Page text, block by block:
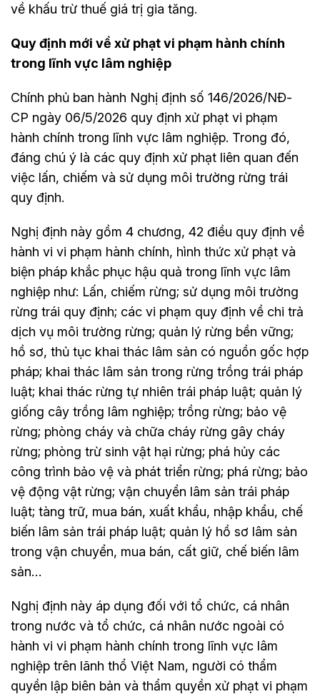
về khấu trừ thuế giá trị gia tăng.
Quy định mới về xử phạt vi phạm hành chính
trong lĩnh vực lâm nghiệp
Chính phủ ban hành Nghị định số 146/2026/NĐ-
CP ngày 06/5/2026 quy định xử phạt vi phạm
hành chính trong lĩnh vực lâm nghiệp. Trong đó,
đáng chú ý là các quy định xử phạt liên quan đến
việc lấn, chiếm và sử dụng môi trường rừng trái
quy định.
Nghị định này gồm 4 chương, 42 điều quy định về
hành vi vi phạm hành chính, hình thức xử phạt và
biện pháp khắc phục hậu quả trong lĩnh vực lâm
nghiệp như: Lấn, chiếm rừng; sử dụng môi trường
rừng trái quy định; các vi phạm quy định về chi trả
dịch vụ môi trường rừng; quản lý rừng bền vững;
hồ sơ, thủ tục khai thác lâm sản có nguồn gốc hợp
pháp; khai thác lâm sản trong rừng trồng trái pháp
luật; khai thác rừng tự nhiên trái pháp luật; quản lý
giống cây trồng lâm nghiệp; trồng rừng; bảo vệ
rừng; phòng cháy và chữa cháy rừng gây cháy
rừng; phòng trừ sinh vật hại rừng; phá hủy các
công trình bảo vệ và phát triển rừng; phá rừng; bảo
vệ động vật rừng; vận chuyển lâm sản trái pháp
luật; tàng trữ, mua bán, xuất khẩu, nhập khẩu, chế
biến lâm sản trái pháp luật; quản lý hồ sơ lâm sản
trong vận chuyển, mua bán, cất giữ, chế biến lâm
sản…
Nghị định này áp dụng đối với tổ chức, cá nhân
trong nước và tổ chức, cá nhân nước ngoài có
hành vi vi phạm hành chính trong lĩnh vực lâm
nghiệp trên lãnh thổ Việt Nam, người có thẩm
quyền lập biên bản và thẩm quyền xử phạt vi phạm